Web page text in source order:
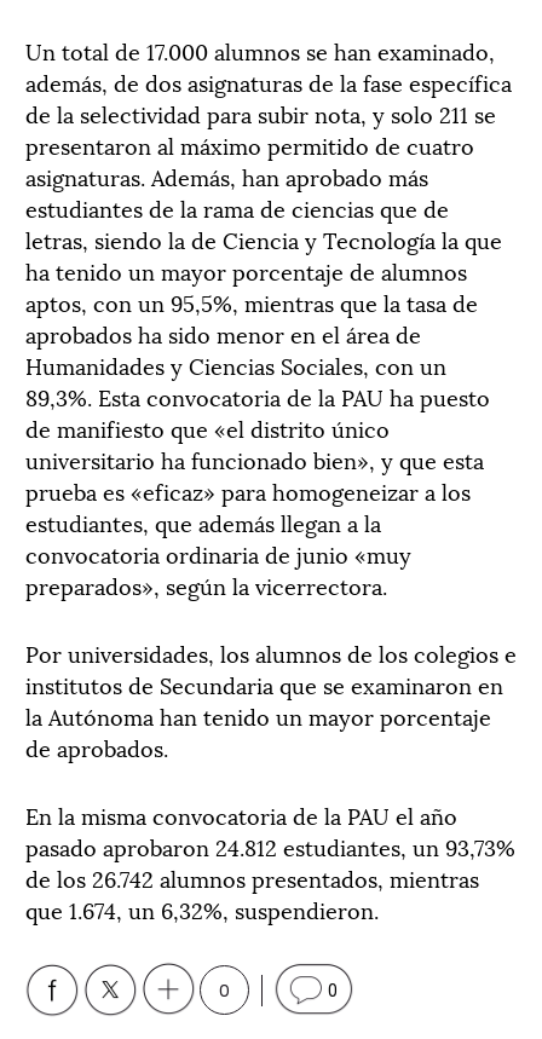
Un total de 17.000 alumnos se han examinado,
además, de dos asignaturas de la fase específica
de la selectividad para subir nota, y solo 211 se
presentaron al máximo permitido de cuatro
asignaturas. Además, han aprobado más
estudiantes de la rama de ciencias que de
letras, siendo la de Ciencia y Tecnología la que
ha tenido un mayor porcentaje de alumnos
aptos, con un 95,5%, mientras que la tasa de
aprobados ha sido menor en el área de
Humanidades y Ciencias Sociales, con un
89,3%. Esta convocatoria de la PAU ha puesto
de manifiesto que «el distrito único
universitario ha funcionado bien», y que esta
prueba es «eficaz» para homogeneizar a los
estudiantes, que además llegan a la
convocatoria ordinaria de junio «muy
preparados», según la vicerrectora.
Por universidades, los alumnos de los colegios e
institutos de Secundaria que se examinaron en
la Autónoma han tenido un mayor porcentaje
de aprobados.
En la misma convocatoria de la PAU el año
pasado aprobaron 24.812 estudiantes, un 93,73%
de los 26.742 alumnos presentados, mientras
que 1.674, un 6,32%, suspendieron.
0 0